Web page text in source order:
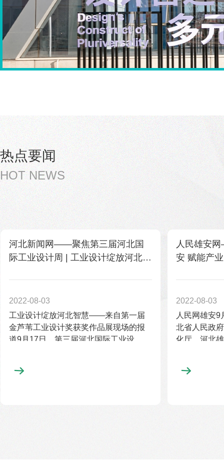
热点要闻
HOT NEWS
河北新闻网——聚焦第三届河北国
际工业设计周 | 工业设计绽放河北智
2022-08-03
工业设计绽放河北智慧——来自第一届
金芦苇工业设计奖获奖作品展现场的报
道9月17日，第三届河北国际工业设...
人民雄安
安 赋能产
2022-08-03
人民网雄安
北省人民政
化厅、河北